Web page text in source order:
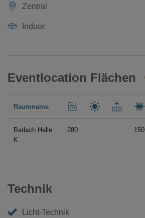
Zentral
Indoor
Eventlocation Flächen
Raumname
Barlach Halle
K
280 150
Technik
Licht-Technik